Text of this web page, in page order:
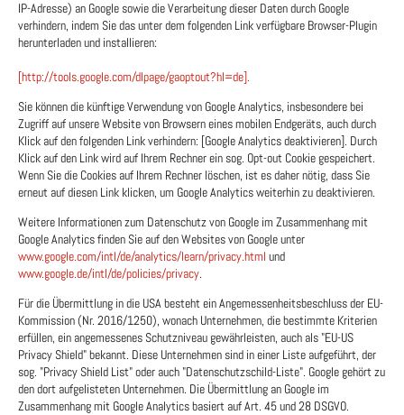
IP-Adresse) an Google sowie die Verarbeitung dieser Daten durch Google
verhindern, indem Sie das unter dem folgenden Link verfügbare Browser-Plugin
herunterladen und installieren:
[http://tools.google.com/dlpage/gaoptout?hl=de].
Sie können die künftige Verwendung von Google Analytics, insbesondere bei
Zugriff auf unsere Website von Browsern eines mobilen Endgeräts, auch durch
Klick auf den folgenden Link verhindern: [Google Analytics deaktivieren]. Durch
Klick auf den Link wird auf Ihrem Rechner ein sog. Opt-out Cookie gespeichert.
Wenn Sie die Cookies auf Ihrem Rechner löschen, ist es daher nötig, dass Sie
erneut auf diesen Link klicken, um Google Analytics weiterhin zu deaktivieren.
Weitere Informationen zum Datenschutz von Google im Zusammenhang mit
Google Analytics finden Sie auf den Websites von Google unter
www.google.com/intl/de/analytics/learn/privacy.html und
www.google.de/intl/de/policies/privacy
Für die Übermittlung in die USA besteht ein Angemessenheitsbeschluss der EU-
Kommission (Nr. 2016/1250), wonach Unternehmen, die bestimmte Kriterien
erfüllen, ein angemessenes Schutzniveau gewährleisten, auch als "EU-US
Privacy Shield" bekannt. Diese Unternehmen sind in einer Liste aufgeführt, der
sog. "Privacy Shield List" oder auch "Datenschutzschild-Liste". Google gehört zu
den dort aufgelisteten Unternehmen. Die Übermittlung an Google im
Zusammenhang mit Google Analytics basiert auf Art. 45 und 28 DSGVO.